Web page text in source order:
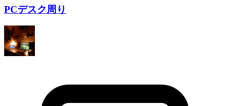
PCデスク周り